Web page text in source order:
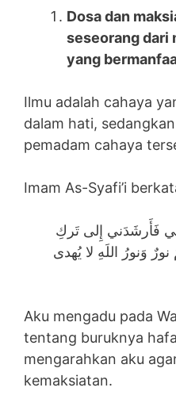
Dosa dan
seseorang dari
yang
Ilmu adalah cahaya
dalam hati,
pemadam cahaya
Imam As-Syafi’i
فَأَرشَدَني إِلى تَركِ
وَنورُ اللَهِ لا يُهدى
Aku mengadu pada
tentang buruknya
mengarahkan aku
kemaksiatan.